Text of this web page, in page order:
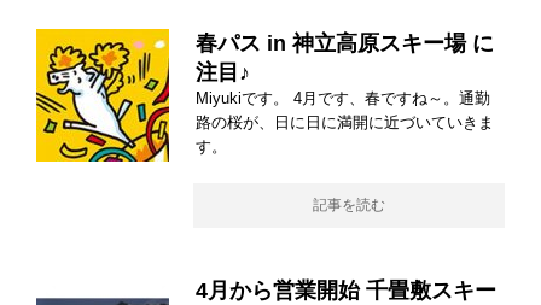
春パス in 神立高原スキー場 に
注目♪
Miyukiです。 4月です、春ですね～。通勤
路の桜が、日に日に満開に近づいていきま
す。
記事を読む
4月から営業開始 千畳敷スキー